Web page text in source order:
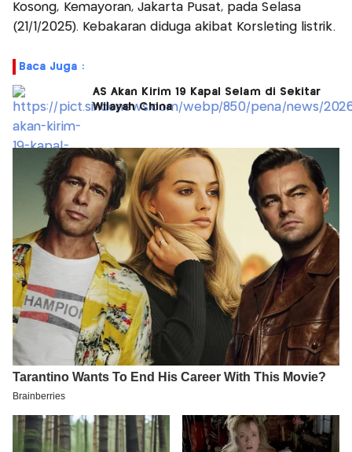
Kosong, Kemayoran, Jakarta Pusat, pada Selasa
(21/1/2025). Kebakaran diduga akibat Korsleting listrik.
Baca Juga :
AS Akan Kirim 19 Kapal Selam di Sekitar
Wilayah China